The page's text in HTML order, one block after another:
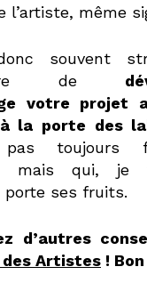
l’artiste, même
souvent
de
votre projet
la porte des
pas toujours
mais qui, je
porte ses fruits.
d’autres
des Artistes !